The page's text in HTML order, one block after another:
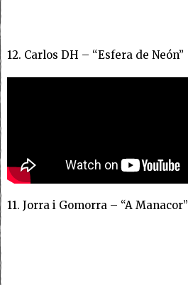
12. Carlos DH – “Esfera de Neón”
11. Jorra i Gomorra – “A Manacor”